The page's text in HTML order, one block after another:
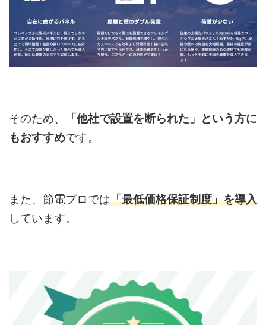
そのため、
「他社で設置を断られた」という方に
もおすすめです。
また、節電プロでは「最低価格保証制度」を導入
しています。